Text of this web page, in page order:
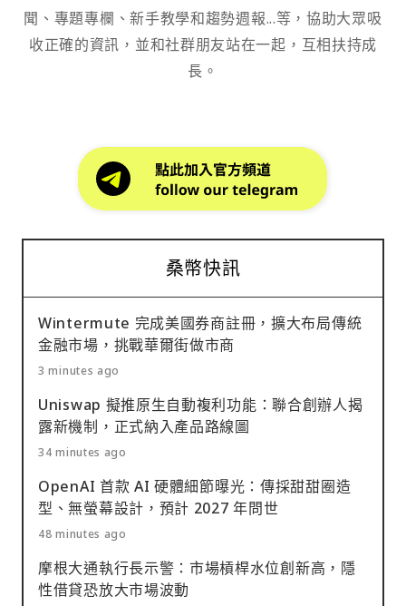
聞、專題專欄、新手教學和趨勢週報...等，協助大眾吸
收正確的資訊，並和社群朋友站在一起，互相扶持成
長。
桑幣快訊
Wintermute 完成美國券商註冊，擴大布局傳統
金融市場，挑戰華爾街做市商
3 minutes ago
Uniswap 擬推原生自動複利功能：聯合創辦人揭
露新機制，正式納入產品路線圖
34 minutes ago
OpenAI 首款 AI 硬體細節曝光：傳採甜甜圈造
型、無螢幕設計，預計 2027 年問世
48 minutes ago
摩根大通執行長示警：市場槓桿水位創新高，隱
性借貸恐放大市場波動